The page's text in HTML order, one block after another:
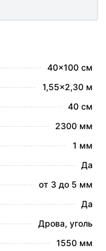
40x100 см
1,55x2,30 м
40 см
2300 мм
1 мм
Да
от 3 до 5 мм
Да
Дрова, уголь
1550 мм